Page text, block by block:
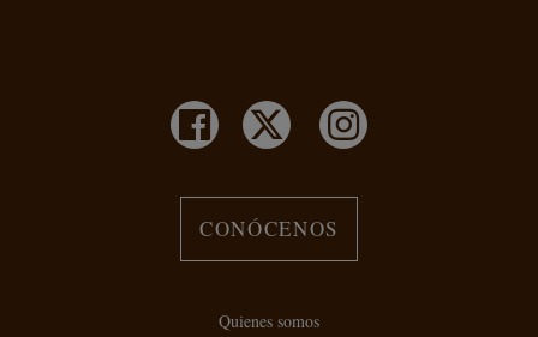
CONÓCENOS
Quienes somos